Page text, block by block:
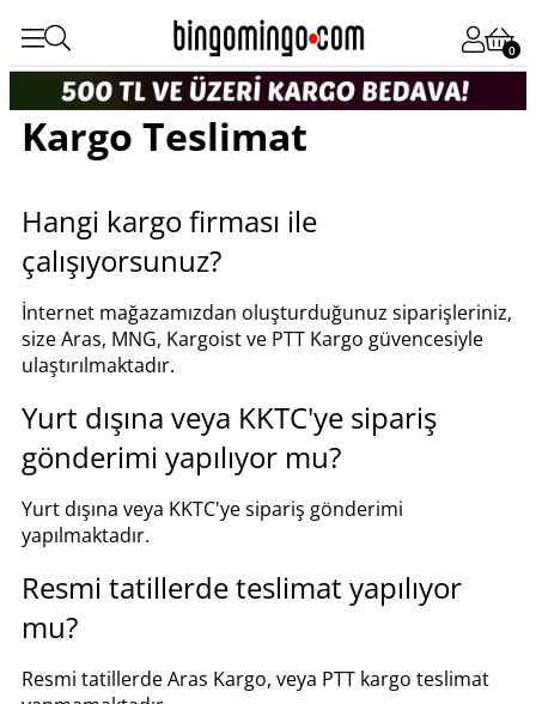
0
Kargo Teslimat
Hangi kargo firması ile
çalışıyorsunuz?
İnternet mağazamızdan oluşturduğunuz siparişleriniz,
size Aras, MNG, Kargoist ve PTT Kargo güvencesiyle
ulaştırılmaktadır.
Yurt dışına veya KKTC'ye sipariş
gönderimi yapılıyor mu?
Yurt dışına veya KKTC'ye sipariş gönderimi
yapılmaktadır.
Resmi tatillerde teslimat yapılıyor
mu?
Resmi tatillerde Aras Kargo, veya PTT kargo teslimat